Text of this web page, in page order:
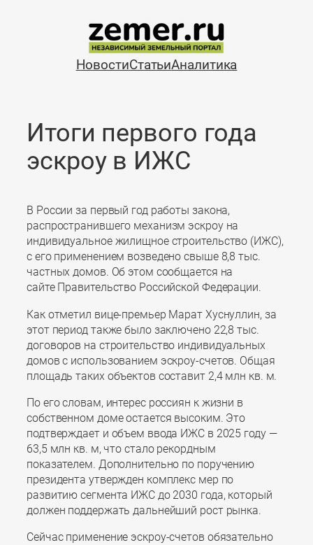
содержимому
НовостиСтатьиАналитика
Итоги первого года
эскроу в ИЖС
В России за первый год работы закона,
распространившего механизм эскроу на
индивидуальное жилищное строительство (ИЖС),
с его применением возведено свыше 8,8 тыс.
частных домов. Об этом сообщается на
сайте Правительство Российской Федерации.
Как отметил вице-премьер Марат Хуснуллин, за
этот период также было заключено 22,8 тыс.
договоров на строительство индивидуальных
домов с использованием эскроу-счетов. Общая
площадь таких объектов составит 2,4 млн кв. м.
По его словам, интерес россиян к жизни в
собственном доме остается высоким. Это
подтверждает и объем ввода ИЖС в 2025 году —
63,5 млн кв. м, что стало рекордным
показателем. Дополнительно по поручению
президента утвержден комплекс мер по
развитию сегмента ИЖС до 2030 года, который
должен поддержать дальнейший рост рынка.
Сейчас применение эскроу-счетов обязательно